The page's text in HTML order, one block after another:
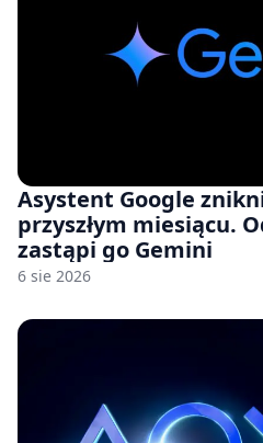
Asystent Google
przyszłym miesiącu.
zastąpi go Gemini
6 sie 2026